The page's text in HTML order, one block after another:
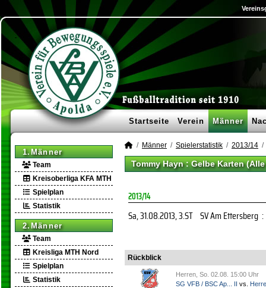
Startseite Verein Männer
1.Männer
Team
Kreisoberliga KFA MTH
Spielplan
Statistik
2.Männer
Team
Kreisliga MTH Nord
Spielplan
Statistik
Männer Spielerstatistik 2013/14
Tommy Hayn : Gelbe Karten
2013/14
Sa, 31.08.2013, 3.ST SV Am Ettersberg :
Rückblick
Herren, So. 02.08. 15:00 Uhr
SG VFB / BSC Ap... II vs.